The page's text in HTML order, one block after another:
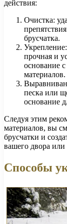
действия:
Очистка:
брусчатка.
прочная и
основание
материалов.
песка или
основание
Следуя этим
материалов, вы
брусчатки и
вашего двора или
Способы